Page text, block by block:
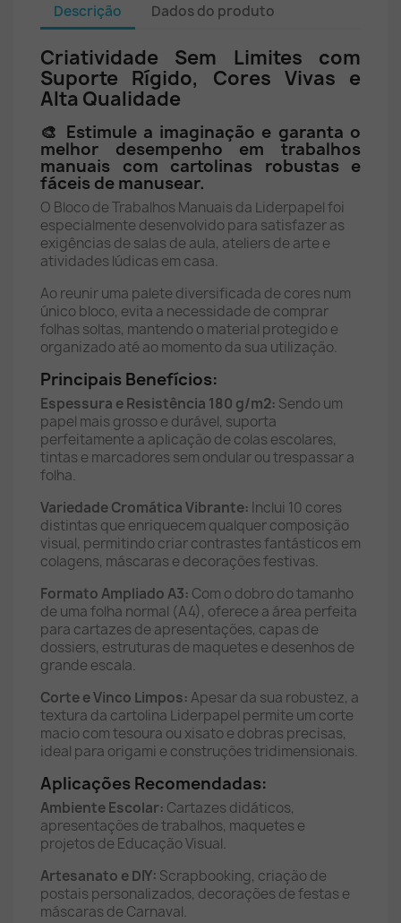
Descrição Dados do produto
Criatividade Sem Limites com
Suporte Rígido, Cores Vivas e
Alta Qualidade
🎨 Estimule a imaginação e garanta o
melhor desempenho em trabalhos
manuais com cartolinas robustas e
fáceis de manusear.
O Bloco de Trabalhos Manuais da Liderpapel foi
especialmente desenvolvido para satisfazer as
exigências de salas de aula, ateliers de arte e
atividades lúdicas em casa.
Ao reunir uma palete diversificada de cores num
único bloco, evita a necessidade de comprar
folhas soltas, mantendo o material protegido e
organizado até ao momento da sua utilização.
Principais Benefícios:
Espessura e Resistência 180 g/m2: Sendo um
papel mais grosso e durável, suporta
perfeitamente a aplicação de colas escolares,
tintas e marcadores sem ondular ou trespassar a
folha.
Variedade Cromática Vibrante: Inclui 10 cores
distintas que enriquecem qualquer composição
visual, permitindo criar contrastes fantásticos em
colagens, máscaras e decorações festivas.
Formato Ampliado A3: Com o dobro do tamanho
de uma folha normal (A4), oferece a área perfeita
para cartazes de apresentações, capas de
dossiers, estruturas de maquetes e desenhos de
grande escala.
Corte e Vinco Limpos:Apesar da sua robustez, a
textura da cartolina Liderpapel permite um corte
macio com tesoura ou xisato e dobras precisas,
ideal para origami e construções tridimensionais.
Aplicações Recomendadas:
Ambiente Escolar: Cartazes didáticos,
apresentações de trabalhos, maquetes e
projetos de Educação Visual.
Artesanato e DIY: Scrapbooking, criação de
postais personalizados, decorações de festas e
máscaras de Carnaval.